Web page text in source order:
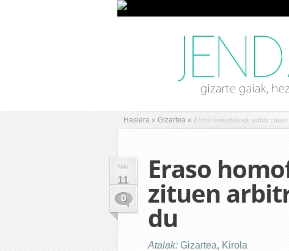
Hasiera » Gizartea » Eraso homofoboak salatu
MAI
11
0
Eraso
zituen
du
Atalak: Gizartea, Kirola